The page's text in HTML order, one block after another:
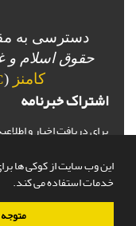
این وب سایت از کوکی ها
خدمات استفاده می کند.
دسترسی به
حقوق اسلام و
کامنز (
اشتراک خبرنامه
برای دریافت اخبار و